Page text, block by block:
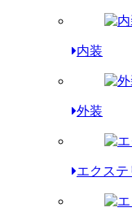
内装
外装
エクステ